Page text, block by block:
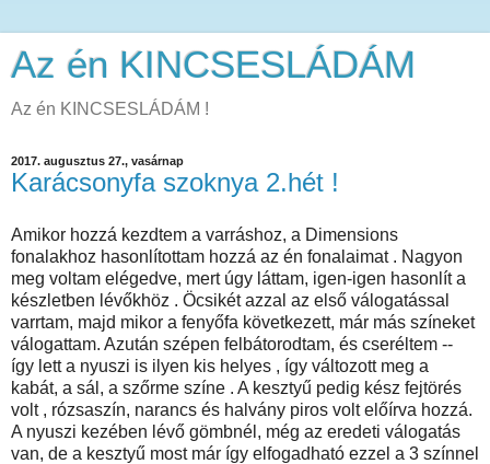
Az én KINCSESLÁDÁM
Az én KINCSESLÁDÁM !
2017. augusztus 27., vasárnap
Karácsonyfa szoknya 2.hét !
Amikor hozzá kezdtem a varráshoz, a Dimensions
fonalakhoz hasonlítottam hozzá az én fonalaimat . Nagyon
meg voltam elégedve, mert úgy láttam, igen-igen hasonlít a
készletben lévőkhöz . Öcsikét azzal az első válogatással
varrtam, majd mikor a fenyőfa következett, már más színeket
válogattam. Azután szépen felbátorodtam, és cseréltem --
így lett a nyuszi is ilyen kis helyes , így változott meg a
kabát, a sál, a szőrme színe . A kesztyű pedig kész fejtörés
volt , rózsaszín, narancs és halvány piros volt előírva hozzá.
A nyuszi kezében lévő gömbnél, még az eredeti válogatás
van, de a kesztyű most már így elfogadható ezzel a 3 színnel